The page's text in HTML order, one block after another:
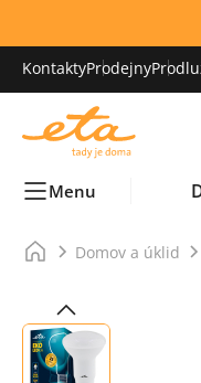
KontaktyProdejny
Menu
Domov a úklid